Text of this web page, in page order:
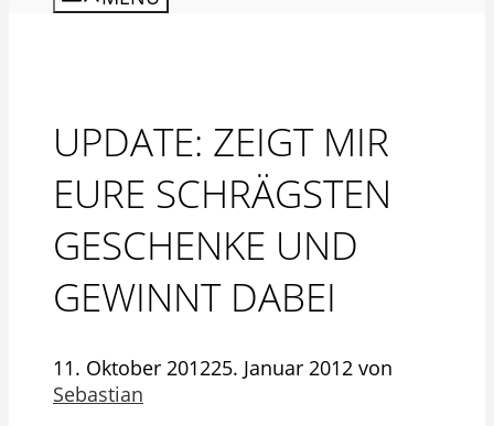
UPDATE: ZEIGT MIR
EURE SCHRÄGSTEN
GESCHENKE UND
GEWINNT DABEI
11. Oktober 201225. Januar 2012 von
Sebastian